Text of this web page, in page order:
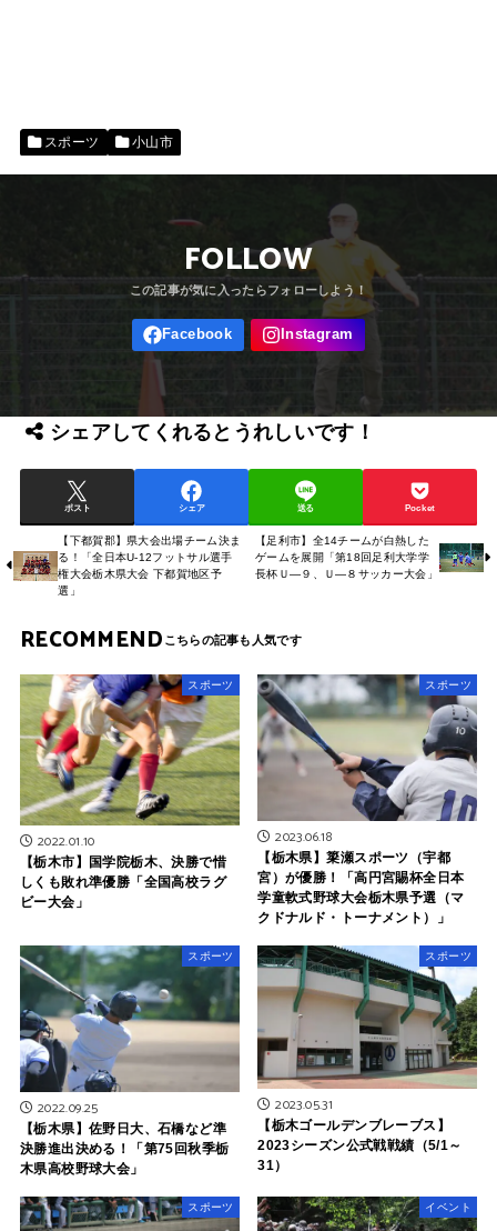
スポーツ 小山市
FOLLOW
シェアしてくれるとうれしいです！
ポスト シェア 送る Pocket
【下都賀郡】県大会出場チーム決ま
る！「全日本U-12フットサル選手
権大会栃木県大会 下都賀地区予
選」
【足利市】全14チームが白熱した
ゲームを展開「第18回足利大学学
長杯Ｕ―９、Ｕ―８サッカー大会」
RECOMMEND
スポーツ
2022.01.10
【栃木市】国学院栃木、決勝で惜
しくも敗れ準優勝「全国高校ラグ
ビー大会」
スポーツ
2023.06.18
【栃木県】簗瀬スポーツ（宇都
宮）が優勝！「高円宮賜杯全日本
学童軟式野球大会栃木県予選（マ
クドナルド・トーナメント）」
スポーツ
2022.09.25
【栃木県】佐野日大、石橋など準
決勝進出決める！「第75回秋季栃
木県高校野球大会」
スポーツ
2023.05.31
【栃木ゴールデンブレーブス】
2023シーズン公式戦戦績（5/1～
31）
スポーツ イベント